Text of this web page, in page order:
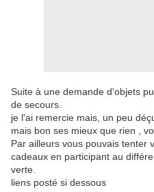
Suite à une demande d'objets
de secours.
je l'ai remercie mais, un peu
mais bon ses mieux que rien ,
Par ailleurs vous pouvais tenter
cadeaux en participant au
verte.
liens posté si dessous